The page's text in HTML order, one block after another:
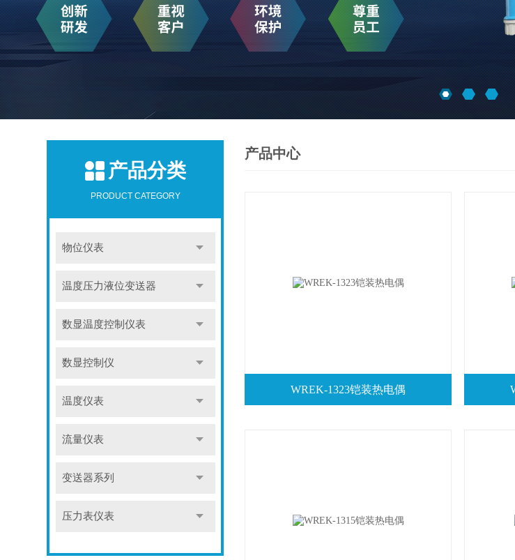
产品分类
PRODUCT CATEGORY
物位仪表
温度压力液位变送器
数显温度控制仪表
数显控制仪
温度仪表
流量仪表
变送器系列
压力表仪表
产品中心
WREK-1323铠装热电偶